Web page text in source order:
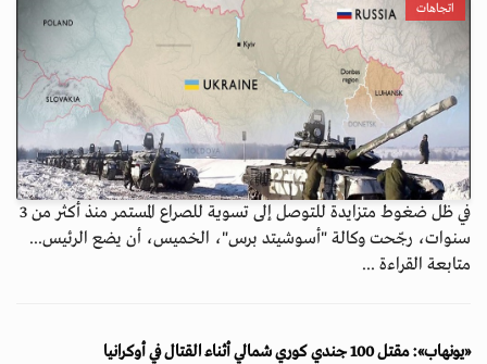
اتجاهات
في ظل ضغوط متزايدة للتوصل إلى تسوية للصراع المستمر منذ أكثر من 3
سنوات، رجّحت وكالة "أسوشيتد برس"، الخميس، أن يضع الرئيس...
متابعة القراءة ...
«يونهاب»: مقتل 100 جندي كوري شمالي أثناء القتال في أوكرانيا